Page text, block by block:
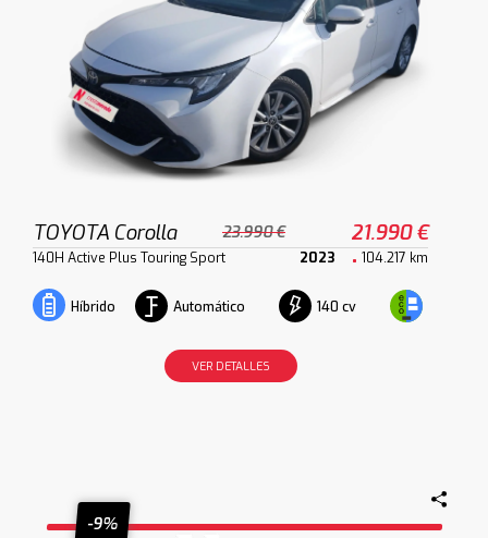
TOYOTA Corolla 23.990 € 21.990 €
140H Active Plus Touring Sport 2023 104.217 km
Híbrido Automático 140 cv
VER DETALLES
-9%